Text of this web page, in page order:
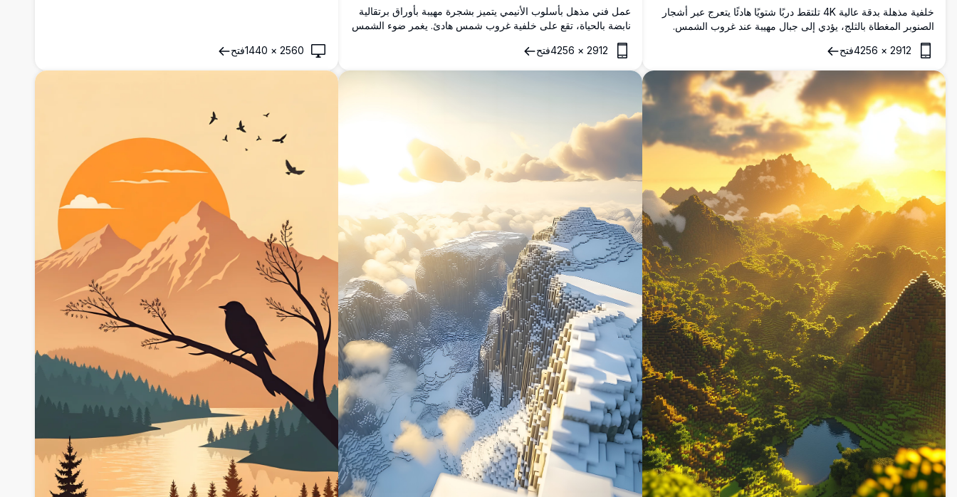
خلفية مذهلة بدقة عالية 4K تلتقط دربًا شتويًا هادئًا يتعرج عبر أشجار
الصنوبر المغطاة بالثلج، يؤدي إلى جبال مهيبة عند غروب الشمس.
تتوهج السماء بألوان نابضة بالحياة من البرتقالي والوردي، ملقية ضوءًا
دافئًا على المناظر الطبيعية الجليدية. مثالية لعشاق الطبيعة، هذه
الصورة الرائعة تجلب هدوء الهروب الجبلي الثلجي إلى سطح المكتب
أو شاشة الهاتف، مثالية كخلفية هادئة وخلابة.
2912
×
4256فتح
عمل فني مذهل بأسلوب الأنيمي يتميز بشجرة مهيبة بأوراق برتقالية
نابضة بالحياة، تقع على خلفية غروب شمس هادئ. يغمر ضوء الشمس
تلتقط جمال الطبيعة في عالم متحرك حالم. مثالي لتزيين الجدران، أو
2912
×
4256فتح 2560
×
1440فتح